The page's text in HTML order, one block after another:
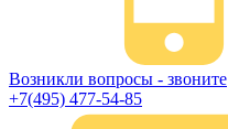
Возникли вопросы - звоните
+7(495) 477-54-85